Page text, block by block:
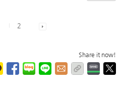
2
Share it now!